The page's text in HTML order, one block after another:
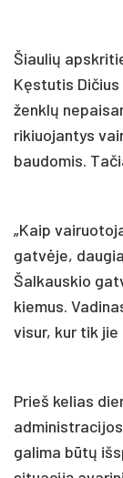
Šiaulių
Kęstutis
ženklų
rikiuojantys
baudomis.
„Kaip
gatvėje,
Šalkauskio
kiemus.
visur, kur tik
Prieš kelias
galima būtų